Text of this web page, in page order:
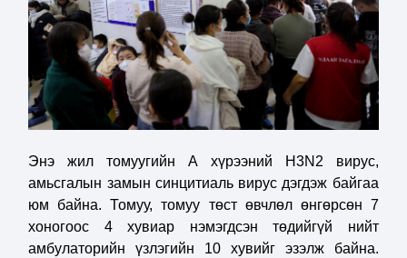
Энэ жил томуугийн А хүрээний H3N2 вирус,
амьсгалын замын синцитиаль вирус дэгдэж байгаа
юм байна. Томуу, томуу төст өвчлөл өнгөрсөн 7
хоногоос 4 хувиар нэмэгдсэн төдийгүй нийт
амбулаторийн үзлэгийн 10 хувийг эзэлж байна.